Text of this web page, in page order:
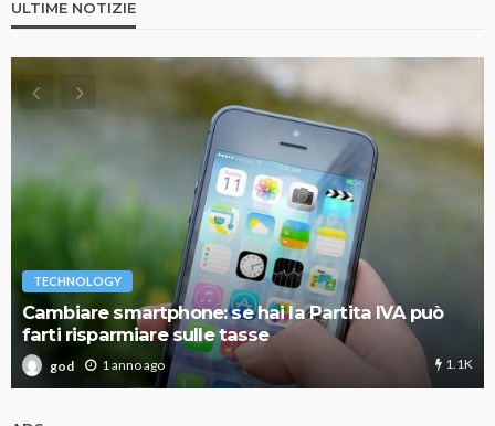
ULTIME NOTIZIE
TECHNOLOGY
Cambiare smartphone: se hai la Partita IVA può
farti risparmiare sulle tasse
god 1 anno ago 1.1K